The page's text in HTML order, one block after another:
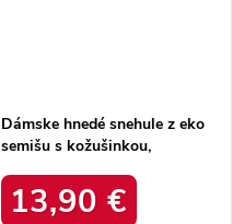
Dámske hnedé snehule z eko
semišu s kožušinkou,
LEOPARD
13,90 €